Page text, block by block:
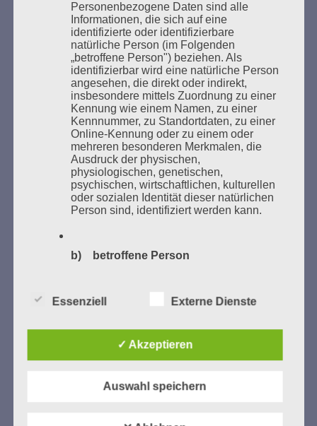
Donnerstag, 21. Mai 2026, 11 – 18 Uhr
Zum 26. Mal gibt es eine Marathonlesung anlässlich
des Gedenkens an die Verbrennung von Büchern am
Kaifu-Ufer – genau an dem Ort, wo im Mai 1933 NS-
Studentenorganisationen und Burschenschaftler
Bücher verbrannten.
Weitere Informationen:lesezeichen-setzen.de
GEDENKEN UND ERINNERN BEGINNT IN
UNSERER NACHBARSCHAFT
Personenbezogene Daten sind alle
Informationen, die sich auf eine
identifizierte oder identifizierbare
natürliche Person (im Folgenden
„betroffene Person") beziehen. Als
identifizierbar wird eine natürliche Person
angesehen, die direkt oder indirekt,
insbesondere mittels Zuordnung zu einer
Kennung wie einem Namen, zu einer
Kennnummer, zu Standortdaten, zu einer
Online-Kennung oder zu einem oder
mehreren besonderen Merkmalen, die
Ausdruck der physischen,
physiologischen, genetischen,
psychischen, wirtschaftlichen, kulturellen
oder sozialen Identität dieser natürlichen
Person sind, identifiziert werden kann.
b) betroffene Person
oder identifizierbare natürliche Person,
verarbeitet werden.
c) Verarbeitung
Essenziell Externe Dienste
✓ Akzeptieren
Auswahl speichern